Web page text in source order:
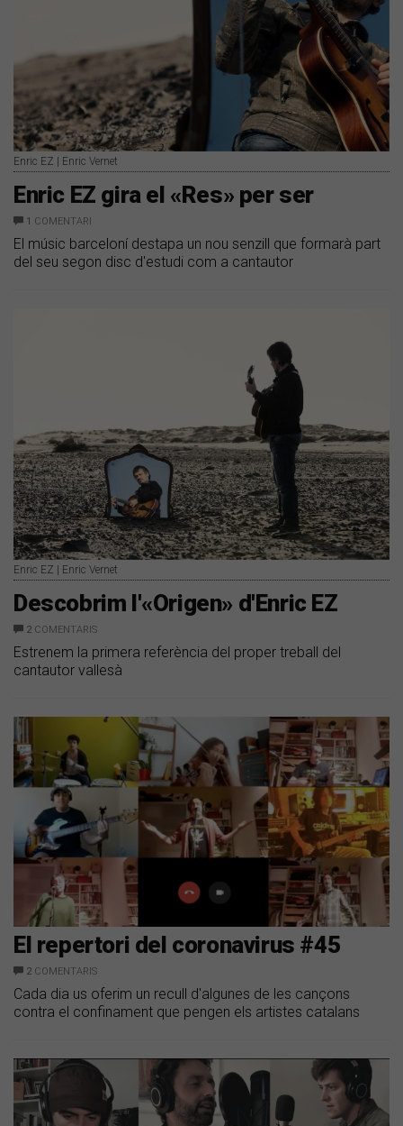
Enric EZ | Enric Vernet
Enric EZ gira el «Res» per ser
1 COMENTARI
El músic barceloní destapa un nou senzill que formarà part
del seu segon disc d'estudi com a cantautor
Enric EZ | Enric Vernet
Descobrim l'«Origen» d'Enric EZ
2 COMENTARIS
Estrenem la primera referència del proper treball del
cantautor vallesà
El repertori del coronavirus #45
2 COMENTARIS
Cada dia us oferim un recull d'algunes de les cançons
contra el confinament que pengen els artistes catalans